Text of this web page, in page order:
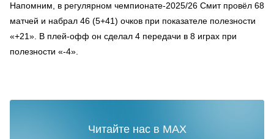
Напомним, в регулярном чемпионате-2025/26 Смит провёл 68
матчей и набрал 46 (5+41) очков при показателе полезности
«+21». В плей-офф он сделал 4 передачи в 8 играх при
полезности «-4».
Читайте нас в MAX